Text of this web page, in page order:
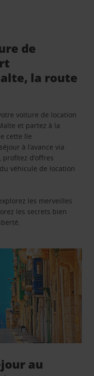
de
la route
voiture de location
et partez à la
cette île
à l’avance via
d’offres
véhicule de location
les merveilles
les secrets bien
au